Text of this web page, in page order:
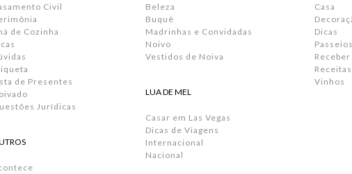
Civil
de Cozinha
de Presentes
Jurídicas
Beleza
Buquê
Madrinhas e Convidadas
Noivo
Vestidos de Noiva
LUA DE MEL
Casar em Las Vegas
Dicas de Viagens
Internacional
Nacional
Casa
Dicas
Passeios
Receber
Receitas
Vinhos